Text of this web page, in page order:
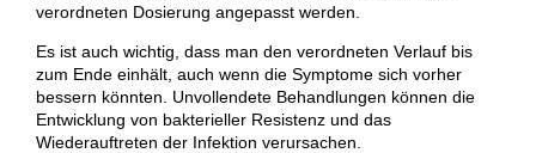
verordneten Dosierung angepasst werden.
Es ist auch wichtig, dass man den verordneten Verlauf bis
zum Ende einhält, auch wenn die Symptome sich vorher
bessern könnten. Unvollendete Behandlungen können die
Entwicklung von bakterieller Resistenz und das
Wiederauftreten der Infektion verursachen.